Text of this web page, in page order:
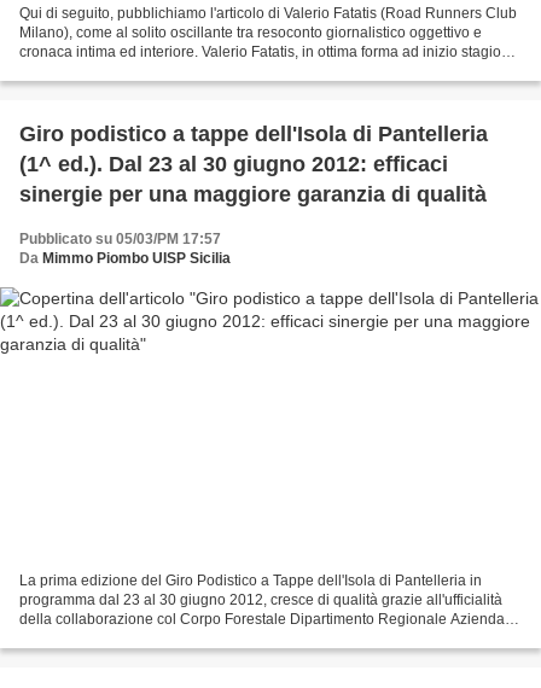
Qui di seguito, pubblichiamo l'articolo di Valerio Fatatis (Road Runners Club
Milano), come al solito oscillante tra resoconto giornalistico oggettivo e
cronaca intima ed interiore. Valerio Fatatis, in ottima forma ad inizio stagione
Giro podistico a tappe dell'Isola di Pantelleria
(1^ ed.). Dal 23 al 30 giugno 2012: efficaci
sinergie per una maggiore garanzia di qualità
Pubblicato su 05/03/PM 17:57
Da Mimmo Piombo UISP Sicilia
La prima edizione del Giro Podistico a Tappe dell'Isola di Pantelleria in
programma dal 23 al 30 giugno 2012, cresce di qualità grazie all'ufficialità
della collaborazione col Corpo Forestale Dipartimento Regionale Azienda